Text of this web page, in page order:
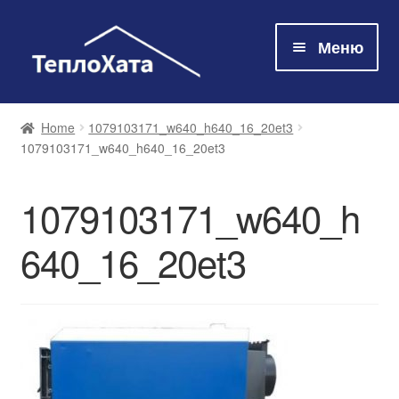
Меню
Магазин
Про нас
Контакти
Оплата та доставка
Home
1079103171_w640_h640_16_20et3
1079103171_w640_h640_16_20et3
1079103171_w640_h
640_16_20et3